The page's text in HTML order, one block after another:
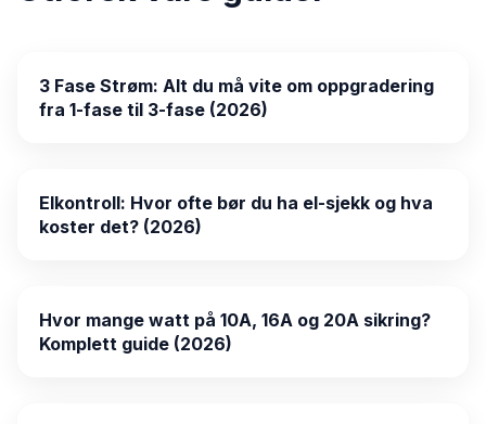
3 Fase Strøm: Alt du må vite om oppgradering
fra 1-fase til 3-fase (2026)
Elkontroll: Hvor ofte bør du ha el-sjekk og hva
koster det? (2026)
Hvor mange watt på 10A, 16A og 20A sikring?
Komplett guide (2026)